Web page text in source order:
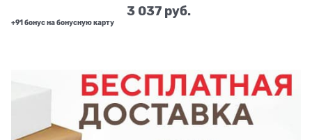
3 037 руб.
+91 бонус на бонусную карту